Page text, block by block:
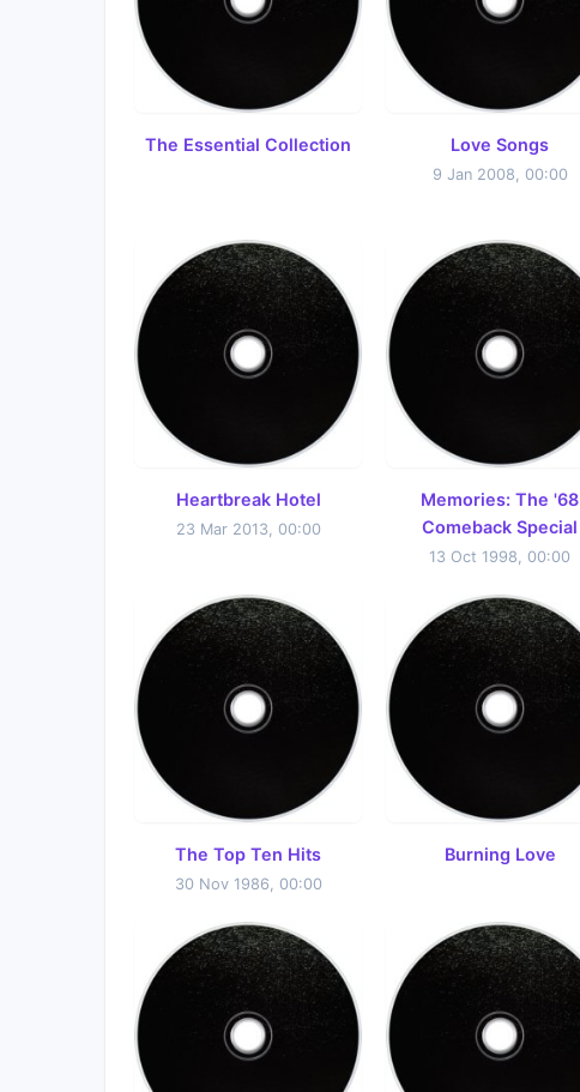
The Essential Collection Love Songs
9 Jan 2008, 00:00
Heartbreak Hotel
23 Mar 2013, 00:00
Memories: The '68
Comeback Special
13 Oct 1998, 00:00
The Top Ten Hits
30 Nov 1986, 00:00
Burning Love